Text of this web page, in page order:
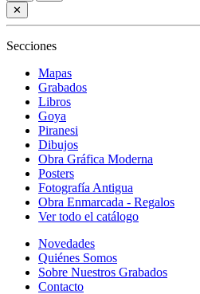
✕
Secciones
Mapas
Grabados
Libros
Goya
Piranesi
Dibujos
Obra Gráfica Moderna
Posters
Fotografía Antigua
Obra Enmarcada - Regalos
Ver todo el catálogo
Novedades
Quiénes Somos
Sobre Nuestros Grabados
Contacto